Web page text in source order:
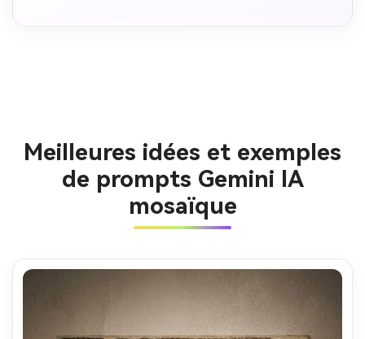
Meilleures idées et exemples
de prompts Gemini IA
mosaïque